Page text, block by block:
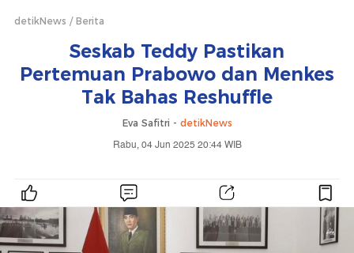
detikNews Berita
Seskab Teddy Pastikan
Pertemuan Prabowo dan Menkes
Tak Bahas Reshuffle
Eva Safitri - detikNews
Rabu, 04 Jun 2025 20:44 WIB